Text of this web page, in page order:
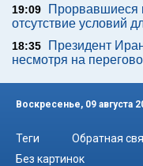
19:09
Прорвавшиеся
отсутствие условий
18:35
Президент
несмотря на
Воскресенье, 09 августа
Теги Обратная
Без картинок